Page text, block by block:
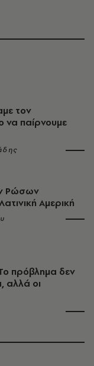
τον
να παίρνουμε
Ρώσων
Αμερική
πρόβλημα δεν
αλλά οι